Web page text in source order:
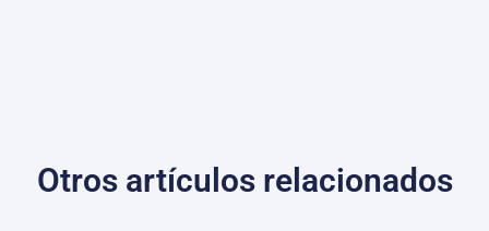
Otros artículos relacionados